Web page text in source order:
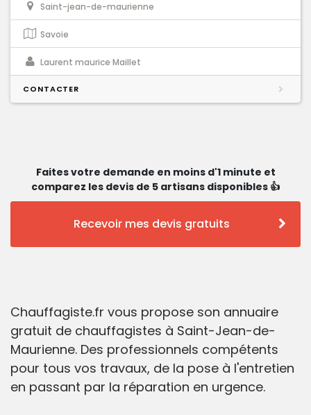
Saint-jean-de-maurienne
Savoie
Laurent maurice Maillet
CONTACTER
Faites votre demande en moins d'1 minute et
comparez les devis de 5 artisans disponibles 👍
Recevoir mes devis gratuits
Chauffagiste.fr vous propose son annuaire
gratuit de chauffagistes à Saint-Jean-de-
Maurienne. Des professionnels compétents
pour tous vos travaux, de la pose à l'entretien
en passant par la réparation en urgence.